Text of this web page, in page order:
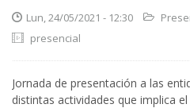
Lun, 24/05/2021 - 12:30
presencial
Jornada de presentación a las
distintas actividades que implica